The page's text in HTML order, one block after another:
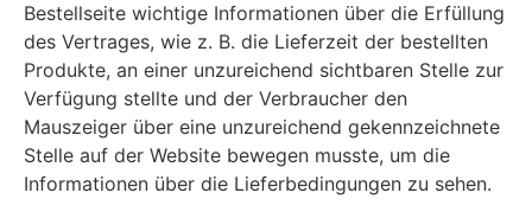
Bestellseite wichtige Informationen über die Erfüllung
des Vertrages, wie z. B. die Lieferzeit der bestellten
Produkte, an einer unzureichend sichtbaren Stelle zur
Verfügung stellte und der Verbraucher den
Mauszeiger über eine unzureichend gekennzeichnete
Stelle auf der Website bewegen musste, um die
Informationen über die Lieferbedingungen zu sehen.